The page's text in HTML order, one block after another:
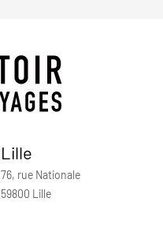
Lille
76, rue Nationale
59800 Lille